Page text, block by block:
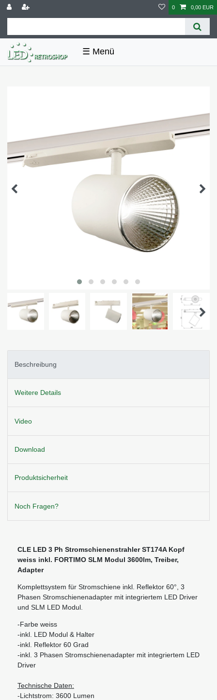
0 0,00 EUR
☰
Beschreibung
Weitere Details
Video
Download
Produktsicherheit
Noch Fragen?
CLE LED 3 Ph Stromschienenstrahler ST174A Kopf
weiss inkl. FORTIMO SLM Modul 3600lm, Treiber,
Adapter
Komplettsystem für Stromschiene inkl. Reflektor 60°, 3
Phasen Stromschienenadapter mit integriertem LED Driver
und SLM LED Modul.
-Farbe weiss
-inkl. LED Modul & Halter
-inkl. Reflektor 60 Grad
-inkl. 3 Phasen Stromschienenadapter mit integriertem LED
Driver
Technische Daten:
-Lichtstrom: 3600 Lumen